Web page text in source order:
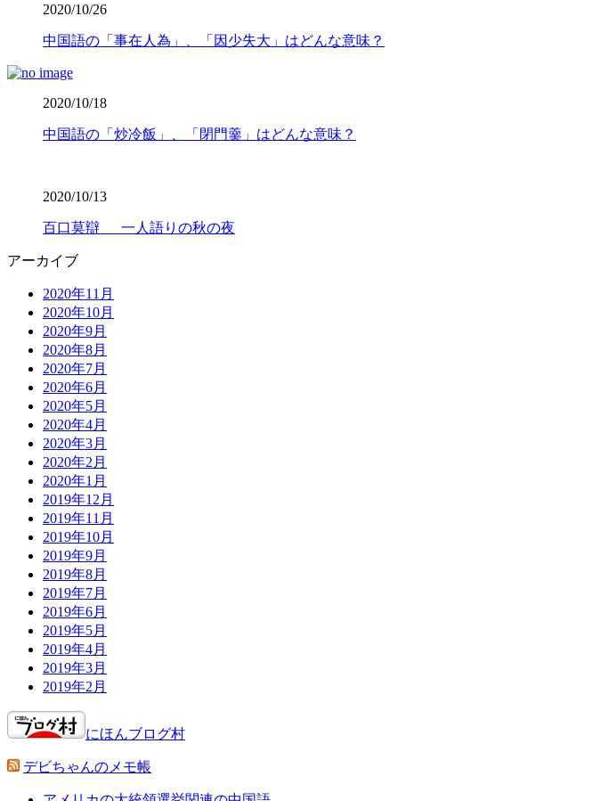
2020/10/26
中国語の「事在人為」、「因少失大」はどんな意味？
2020/10/18
中国語の「炒冷飯」、「閉門羹」はどんな意味？
2020/10/13
百口莫辯 一人語りの秋の夜
アーカイブ
2020年11月
2020年10月
2020年9月
2020年8月
2020年7月
2020年6月
2020年5月
2020年4月
2020年3月
2020年2月
2020年1月
2019年12月
2019年11月
2019年10月
2019年9月
2019年8月
2019年7月
2019年6月
2019年5月
2019年4月
2019年3月
2019年2月
にほんブログ村
デビちゃんのメモ帳